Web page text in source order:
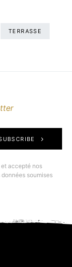
TERRASSE
accepté nos
soumises